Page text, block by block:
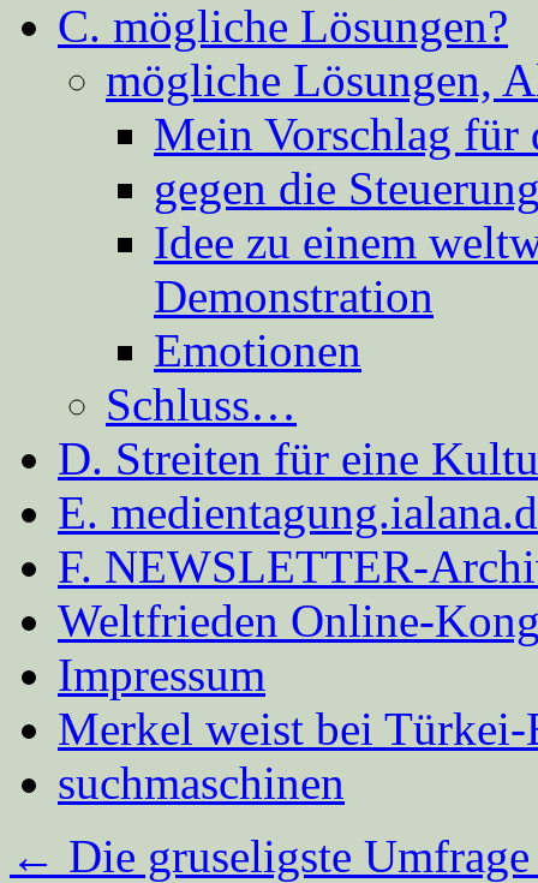
C. mögliche Lösungen?
mögliche Lösungen,
Mein Vorschlag für
gegen die
Idee zu einem
Demonstration
Emotionen
Schluss…
D. Streiten für eine
E.
F. NEWSLETTER-
Weltfrieden Online-
Impressum
Merkel weist bei
suchmaschinen
← Die gruseligste